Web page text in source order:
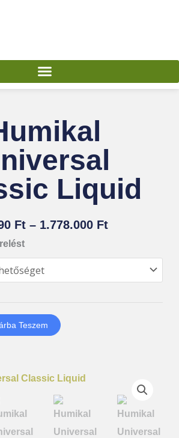
Liquid
Ft – 1.778.000 Ft
Teszem